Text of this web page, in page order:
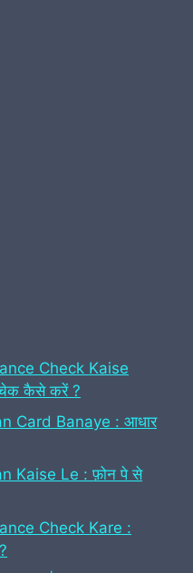
Check Kaise
चेक कैसे करें ?
Card Banaye : आधार
Kaise Le : फ़ोन पे से
Check Kare :